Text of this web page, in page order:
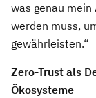
was genau
werden muss,
gewährleisten.“
Zero-Trust als
Ökosysteme